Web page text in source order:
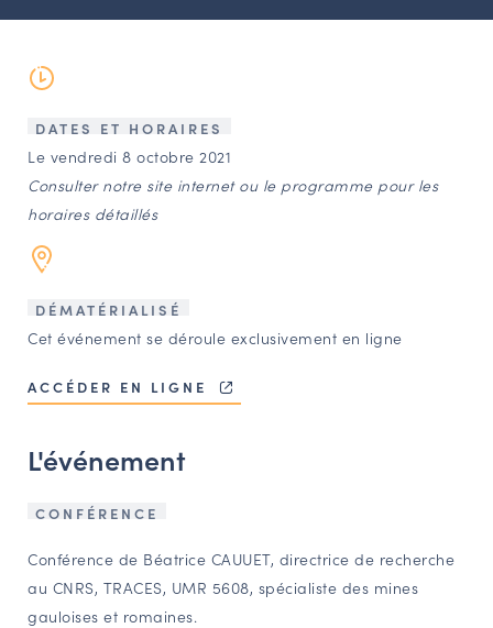
Agenda
Annuaire
Ressources
OFFRES D’EMPLOI ET DE STAGE
BOURSE D’ÉCHANGE
CARTES DES NAUDIN
Espace acteurs
NAVIGATION FILTRÉE « ACTEURS »
PORTAIL CULTURE
DATES ET HORAIRES
Le vendredi 8 octobre 2021
Consulter notre site internet ou le programme pour les
horaires détaillés
DÉMATÉRIALISÉ
Cet événement se déroule exclusivement en ligne
ACCÉDER EN LIGNE
L'événement
CONFÉRENCE
Conférence de Béatrice CAUUET, directrice de recherche
au CNRS, TRACES, UMR 5608, spécialiste des mines
gauloises et romaines.